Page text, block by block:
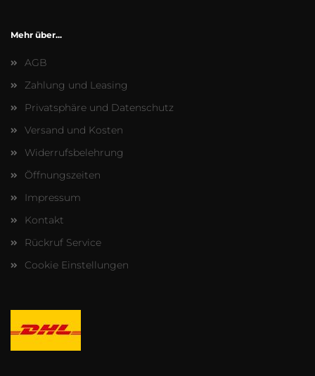
Mehr über...
AGB
Zahlung und Leasing
Privatsphäre und Datenschutz
Versand und Kosten
Widerrufsbelehrung
Öffnungszeiten
Impressum
Kontakt
Rückruf Service
Cookie Einstellungen